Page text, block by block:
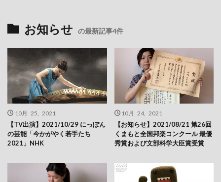
お知らせ の最新記事4件
10月 25, 2021
【TV出演】2021/10/29 にっぽん
の芸能「今かがやく若手たち
2021」NHK
10月 24, 2021
【お知らせ】2021/08/21 第26回
くまもと全国邦楽コンクール 最優
秀賞および文部科学大臣賞受賞